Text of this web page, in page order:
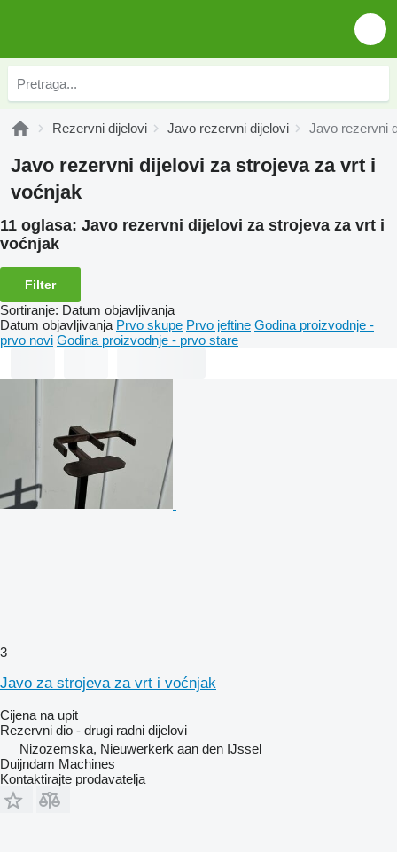
Rezervni dijelovi Javo rezervni dijelovi Javo rezervni
Javo rezervni dijelovi za strojeva za vrt i
voćnjak
11 oglasa: Javo rezervni dijelovi za strojeva za vrt i
voćnjak
Filter
Sortiranje: Datum objavljivanja
Datum objavljivanja Prvo skupe Prvo jeftine Godina proizvodnje -
prvo novi Godina proizvodnje - prvo stare
3
Javo za strojeva za vrt i voćnjak
Cijena na upit
Rezervni dio - drugi radni dijelovi
Nizozemska, Nieuwerkerk aan den IJssel
Duijndam Machines
Kontaktirajte prodavatelja